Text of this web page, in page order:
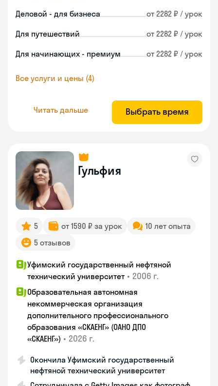
Деловой - для бизнеса от 2282 ₽ / урок
Для путешествий от 2282 ₽ / урок
Для начинающих - премиум от 2282 ₽ / урок
Все услуги и цены (4)
Читать дальше Выбрать время
Гульфия
5 от 1590 ₽ за урок
10 лет опыта
5 отзывов
Уфимский государственный нефтяной
технический университет • 2006 г.
Образовательная автономная
некоммерческая организация
дополнительного профессионального
образования «СКАЕНГ» (ОАНО ДПО
«СКАЕНГ») • 2026 г.
Окончила Уфимский государственный
нефтяной технический университет